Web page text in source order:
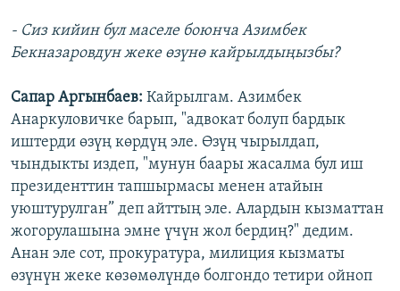
- Сиз кийин бул маселе боюнча Азимбек
Бекназаровдун жеке өзүнө кайрылдыңызбы?
Сапар Аргынбаев: Кайрылгам. Азимбек
Анаркуловичке барып, "адвокат болуп бардык
иштерди өзүң көрдүң эле. Өзүң чырылдап,
чындыкты издеп, "мунун баары жасалма бул иш
президенттин тапшырмасы менен атайын
уюштурулган” деп айттың эле. Алардын кызматтан
жогорулашына эмне үчүн жол бердиң?" дедим.
Анан эле сот, прокуратура, милиция кызматы
өзүнүн жеке көзөмөлүндө болгондо тетири ойноп